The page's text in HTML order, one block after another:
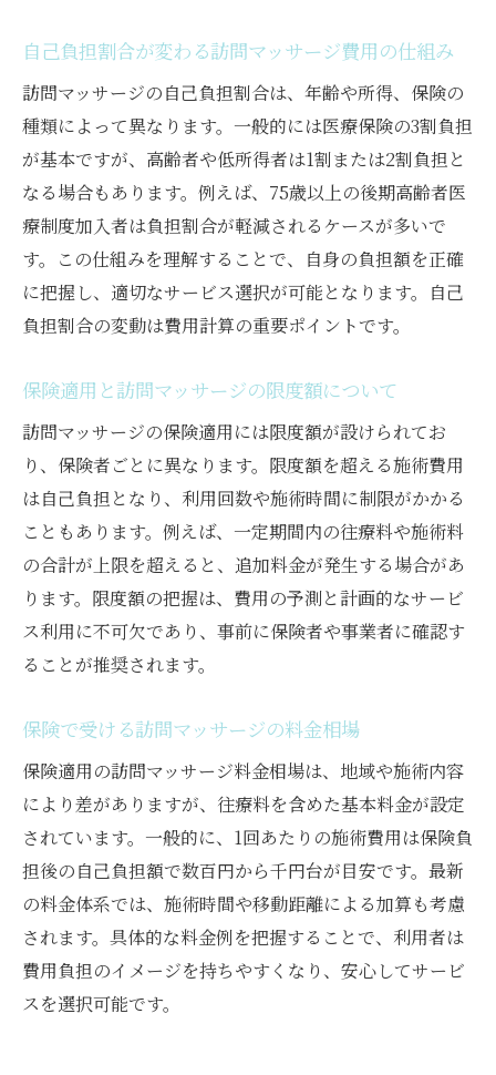
自己負担割合が変わる訪問マッサージ費用の仕組み
訪問マッサージの自己負担割合は、年齢や所得、保険の
種類によって異なります。一般的には医療保険の3割負担
が基本ですが、高齢者や低所得者は1割または2割負担と
なる場合もあります。例えば、75歳以上の後期高齢者医
療制度加入者は負担割合が軽減されるケースが多いで
す。この仕組みを理解することで、自身の負担額を正確
に把握し、適切なサービス選択が可能となります。自己
負担割合の変動は費用計算の重要ポイントです。
保険適用と訪問マッサージの限度額について
訪問マッサージの保険適用には限度額が設けられてお
り、保険者ごとに異なります。限度額を超える施術費用
は自己負担となり、利用回数や施術時間に制限がかかる
こともあります。例えば、一定期間内の往療料や施術料
の合計が上限を超えると、追加料金が発生する場合があ
ります。限度額の把握は、費用の予測と計画的なサービ
ス利用に不可欠であり、事前に保険者や事業者に確認す
ることが推奨されます。
保険で受ける訪問マッサージの料金相場
保険適用の訪問マッサージ料金相場は、地域や施術内容
により差がありますが、往療料を含めた基本料金が設定
されています。一般的に、1回あたりの施術費用は保険負
担後の自己負担額で数百円から千円台が目安です。最新
の料金体系では、施術時間や移動距離による加算も考慮
されます。具体的な料金例を把握することで、利用者は
費用負担のイメージを持ちやすくなり、安心してサービ
スを選択可能です。